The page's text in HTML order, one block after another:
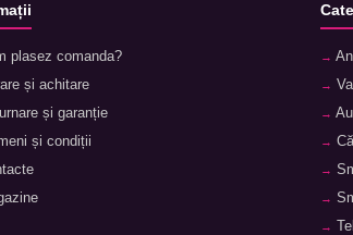
plasez comanda?
și achitare
și garanție
și condiții